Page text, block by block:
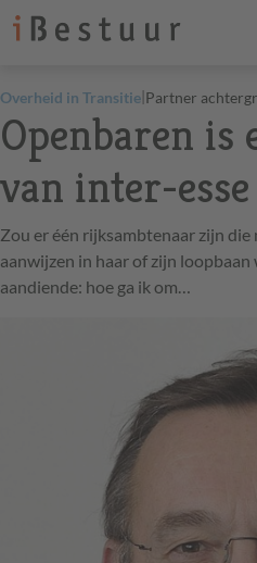
Overheid in Transitie|Partner
Openbaren is
van inter-esse
Zou er één rijksambtenaar zijn die
aanwijzen in haar of zijn loopbaan
aandiende: hoe ga ik om…